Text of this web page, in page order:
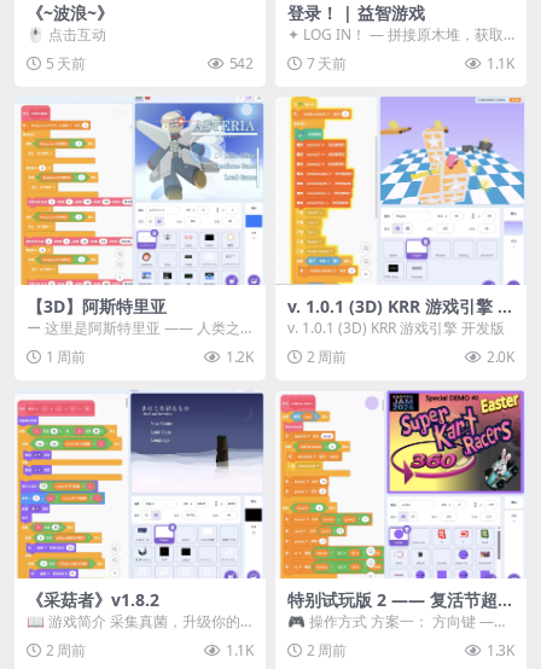
《~波浪~》
🖱️ 点击互动
5 天前
542
登录！ | 益智游戏
✦ LOG IN！ — 拼接原木堆，获取
分数！ ᑕ☲◎ ᑕ☲◎ ᑕ☲◎ ᑕ☲◎ ...
7 天前 1.1K
【3D】阿斯特里亚
ー 这里是阿斯特里亚 —— 人类之
罪与未来希望交汇之地 📖 游戏简
介 《阿斯特里...
1 周前 1.2K
v. 1.0.1 (3D) KRR 游戏引擎 开
发版
v. 1.0.1 (3D) KRR 游戏引擎 开发版
2 周前
2.0K
《采菇者》v1.8.2
📖 游戏简介 采集真菌，升级你的
机体，并前往未知领域探索。 这是
一款静谧的探索冒...
2 周前 1.1K
特别试玩版 2 —— 复活节超级
卡丁车赛
🎮 操作方式 方案一： 方向键 ——
移动 Z —— 跳跃 / 漂移 方案二： ...
2 周前 1.3K